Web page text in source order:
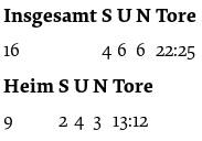
InsgesamtS UNTore
16 4 6 6 22:25
HeimS UNTore
9 2 4 3 13:12